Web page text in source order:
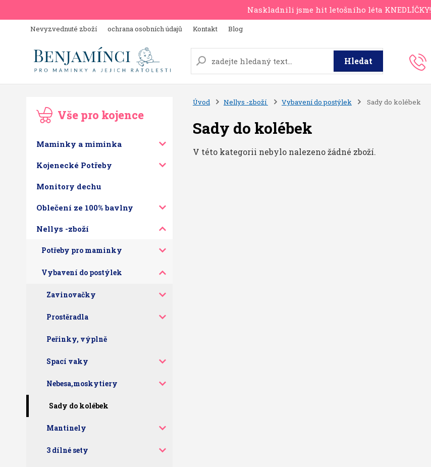
Naskladnili jsme hit letošního léta KNEDLÍČKY!
Nevyzvednuté zboží ochrana osobních údajů Kontakt Blog
Hledat
Vše pro kojence
Maminky a miminka
Kojenecké Potřeby
Monitory dechu
Oblečení ze 100% bavlny
Nellys -zboží
Potřeby pro maminky
Vybavení do postýlek
Zavinovačky
Prostěradla
Peřinky, výplně
Spací vaky
Nebesa,moskytiery
Sady do kolébek
Mantinely
3 dílné sety
Úvod Nellys -zboží Vybavení do postýlek Sady do kolébek
Sady do kolébek
V této kategorii nebylo nalezeno žádné zboží.